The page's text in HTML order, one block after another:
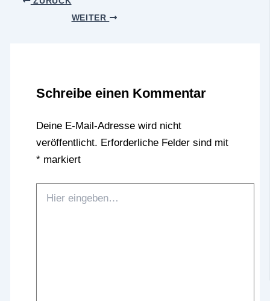
WEITER
Schreibe einen Kommentar
Deine E-Mail-Adresse wird nicht
veröffentlicht. Erforderliche Felder sind mit
*markiert
eingeben…